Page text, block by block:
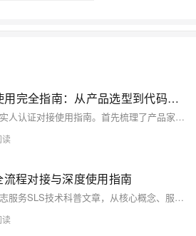
阿里云实人认证对接使用完全指南：从产品选型到代码落地
本文提供一份完整的阿里云实人认证对接使用指南。首先梳理了产品家族的核心差异，重点聚焦当前主售的金融级实人认证，涵盖实人认证方案、活体人脸验证方案、多因子意愿认证方案等多种产品方案的适用场景。接着详细拆解了从开通服务、创建RAM子账号、配置认证场景到实际接入的完整流程，核心部分分别讲解了App SDK接入和H5网页接入两大场景的时序与代码实现，给出了Java服务端、Python服务端以及Android客户端集成的完整示例。同时深入探讨了生产环境的安全加固策略，包括RAM最小权限授权、参数传输加密和敏感信息脱敏处理。最后梳理了计费逻辑、常见报错排查思路以及最佳实践建议，帮助开发者从零到一顺利完成与
程对接与深度使用指南
本文是一篇详尽的阿里云日志服务SLS技术科普文章，从核心概念、服务开通、资源创建、数据采集、SDK集成、查询分析、可视化告警、安全权限到成本优化，全面讲解SLS的对接与使用。文章包含Logtail采集、Python/Java SDK代码示例、SPL与SQL查询等实操内容，帮助用户从零构建企业级日志管理平台，实现日志的统一归集、实时分析与智能运维。